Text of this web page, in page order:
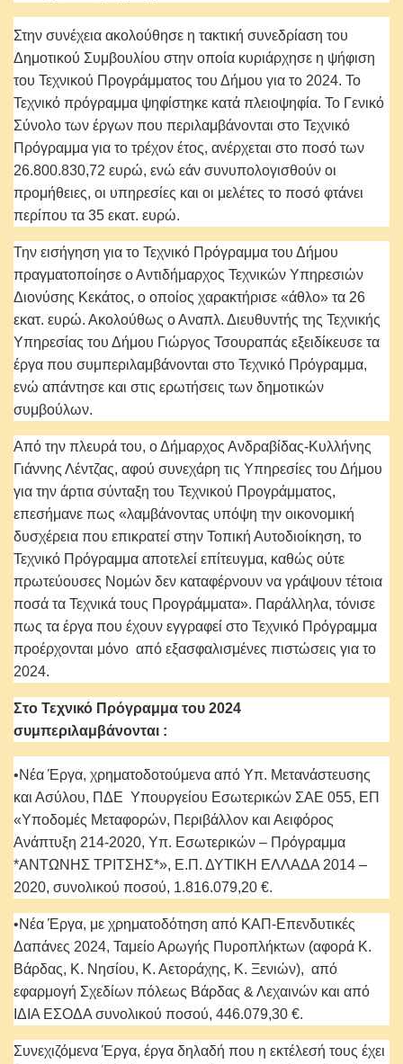
Στην συνέχεια ακολούθησε η τακτική συνεδρίαση του
Δημοτικού Συμβουλίου στην οποία κυριάρχησε η ψήφιση
του Τεχνικού Προγράμματος του Δήμου για το 2024. Το
Τεχνικό πρόγραμμα ψηφίστηκε κατά πλειοψηφία. Το Γενικό
Σύνολο των έργων που περιλαμβάνονται στο Τεχνικό
Πρόγραμμα για το τρέχον έτος, ανέρχεται στο ποσό των
26.800.830,72 ευρώ, ενώ εάν συνυπολογισθούν οι
προμήθειες, οι υπηρεσίες και οι μελέτες το ποσό φτάνει
περίπου τα 35 εκατ. ευρώ.
Την εισήγηση για το Τεχνικό Πρόγραμμα του Δήμου
πραγματοποίησε ο Αντιδήμαρχος Τεχνικών Υπηρεσιών
Διονύσης Κεκάτος, ο οποίος χαρακτήρισε «άθλο» τα 26
εκατ. ευρώ. Ακολούθως ο Αναπλ. Διευθυντής της Τεχνικής
Υπηρεσίας του Δήμου Γιώργος Τσουραπάς εξειδίκευσε τα
έργα που συμπεριλαμβάνονται στο Τεχνικό Πρόγραμμα,
ενώ απάντησε και στις ερωτήσεις των δημοτικών
συμβούλων.
Από την πλευρά του, ο Δήμαρχος Ανδραβίδας-Κυλλήνης
Γιάννης Λέντζας, αφού συνεχάρη τις Υπηρεσίες του Δήμου
για την άρτια σύνταξη του Τεχνικού Προγράμματος,
επεσήμανε πως «λαμβάνοντας υπόψη την οικονομική
δυσχέρεια που επικρατεί στην Τοπική Αυτοδιοίκηση, το
Τεχνικό Πρόγραμμα αποτελεί επίτευγμα, καθώς ούτε
πρωτεύουσες Νομών δεν καταφέρνουν να γράψουν τέτοια
ποσά τα Τεχνικά τους Προγράμματα». Παράλληλα, τόνισε
πως τα έργα που έχουν εγγραφεί στο Τεχνικό Πρόγραμμα
προέρχονται μόνο από εξασφαλισμένες πιστώσεις για το
2024.
Στο Τεχνικό Πρόγραμμα του 2024
συμπεριλαμβάνονται :
•Νέα Έργα, χρηματοδοτούμενα από Υπ. Μετανάστευσης
και Ασύλου, ΠΔΕ Υπουργείου Εσωτερικών ΣΑΕ 055, ΕΠ
«Υποδομές Μεταφορών, Περιβάλλον και Αειφόρος
Ανάπτυξη 214-2020, Υπ. Εσωτερικών – Πρόγραμμα
*ΑΝΤΩΝΗΣ ΤΡΙΤΣΗΣ*», Ε.Π. ΔΥΤΙΚΗ ΕΛΛΑΔΑ 2014 –
2020, συνολικού ποσού, 1.816.079,20 €.
•Νέα Έργα, με χρηματοδότηση από ΚΑΠ-Επενδυτικές
Δαπάνες 2024, Ταμείο Αρωγής Πυροπλήκτων (αφορά Κ.
Βάρδας, Κ. Νησίου, Κ. Αετοράχης, Κ. Ξενιών), από
εφαρμογή Σχεδίων πόλεως Βάρδας & Λεχαινών και από
ΙΔΙΑ ΕΣΟΔΑ συνολικού ποσού, 446.079,30 €.
Συνεχιζόμενα Έργα, έργα δηλαδή που η εκτέλεσή τους έχει